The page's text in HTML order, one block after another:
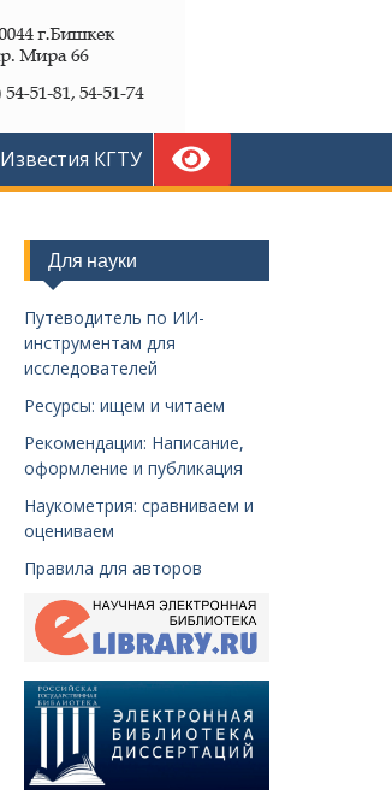
Известия КГТУ
Для науки
Путеводитель по ИИ-
инструментам для
исследователей
Ресурсы: ищем и читаем
Рекомендации: Написание,
оформление и публикация
Наукометрия: сравниваем и
оцениваем
Правила для авторов